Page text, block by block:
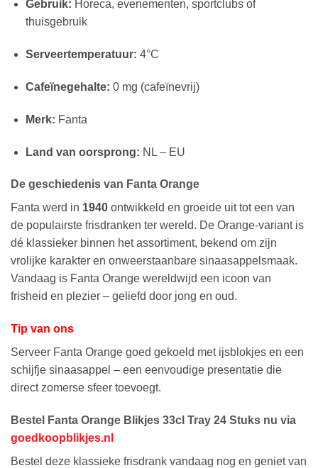
Gebruik: Horeca, evenementen, sportclubs of
thuisgebruik
Serveertemperatuur: 4°C
Cafeïnegehalte: 0 mg (cafeïnevrij)
Merk: Fanta
Land van oorsprong: NL – EU
De geschiedenis van Fanta Orange
Fanta werd in 1940 ontwikkeld en groeide uit tot een van
de populairste frisdranken ter wereld. De Orange-variant is
dé klassieker binnen het assortiment, bekend om zijn
vrolijke karakter en onweerstaanbare sinaasappelsmaak.
Vandaag is Fanta Orange wereldwijd een icoon van
frisheid en plezier – geliefd door jong en oud.
Tip van ons
Serveer Fanta Orange goed gekoeld met ijsblokjes en een
schijfje sinaasappel – een eenvoudige presentatie die
direct zomerse sfeer toevoegt.
Bestel Fanta Orange Blikjes 33cl Tray 24 Stuks nu via
goedkoopblikjes.nl
Bestel deze klassieke frisdrank vandaag nog en geniet van